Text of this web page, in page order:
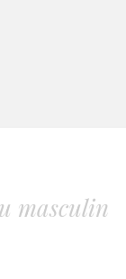
masculin